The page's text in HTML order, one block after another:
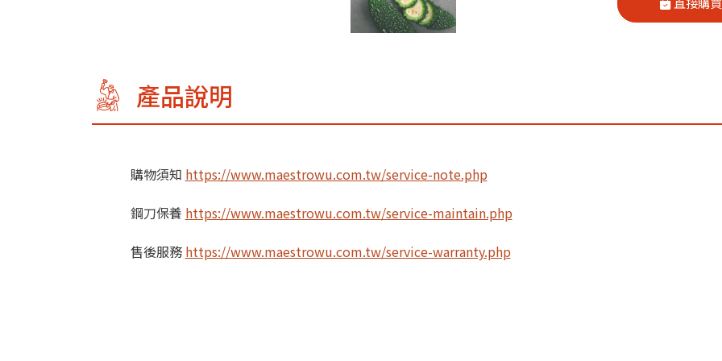
產品說明
購物須知 https://www.maestrowu.com.tw/service-note.php
鋼刀保養 https://www.maestrowu.com.tw/service-maintain.php
售後服務 https://www.maestrowu.com.tw/service-warranty.php